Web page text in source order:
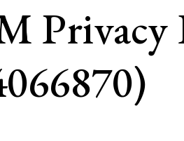
Privacy